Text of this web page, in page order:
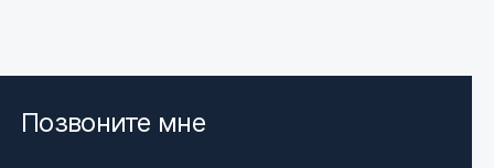
Позвоните мне